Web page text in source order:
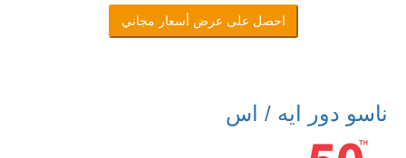
احصل على عرض أسعار مجاني
ناسو دور ايه / اس